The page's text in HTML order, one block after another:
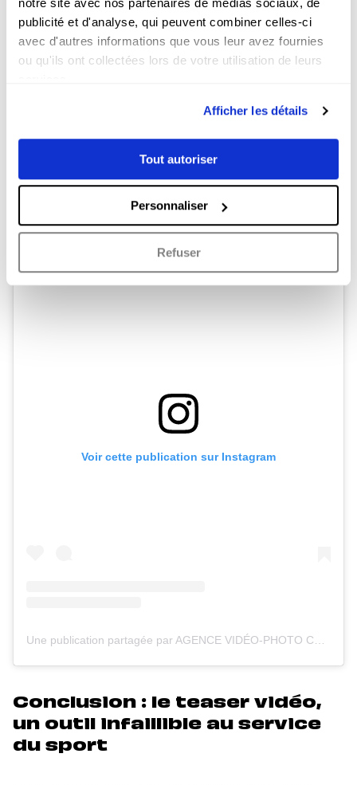
notre site avec nos partenaires de médias sociaux, de
publicité et d'analyse, qui peuvent combiner celles-ci
avec d'autres informations que vous leur avez fournies
ou qu'ils ont collectées lors de votre utilisation de leurs
Afficher les détails
Tout autoriser
Personnaliser
Refuser
Voir cette publication sur Instagram
Une publication partagée par AGENCE VIDÉO-PHOTO COULOIR 3 (@couloir3)
Voir cette publication sur Instagram
Conclusion : le teaser vidéo,
un outil infaillible au service
du sport